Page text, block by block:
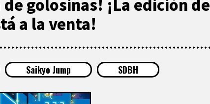
golosinas! ¡La edición de
a la venta!
Saikyo Jump SDBH